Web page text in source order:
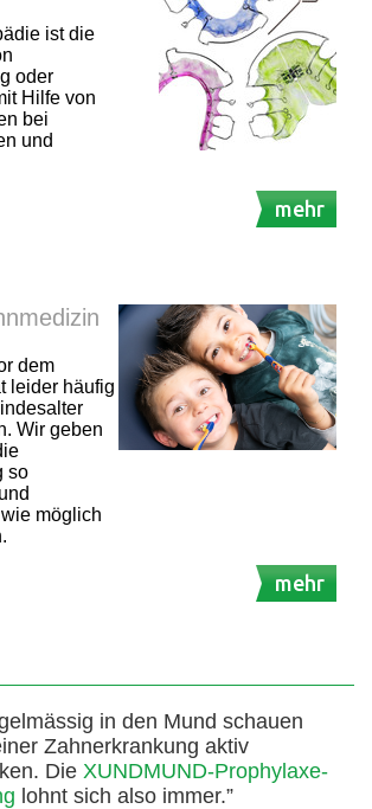
ist die
oder
Hilfe von
bei
und
mehr
dem
leider häufig
Wir geben
so
möglich
mehr
in den Mund schauen
Zahnerkrankung aktiv
Die XUNDMUND-Prophylaxe-
lohnt sich also immer.”